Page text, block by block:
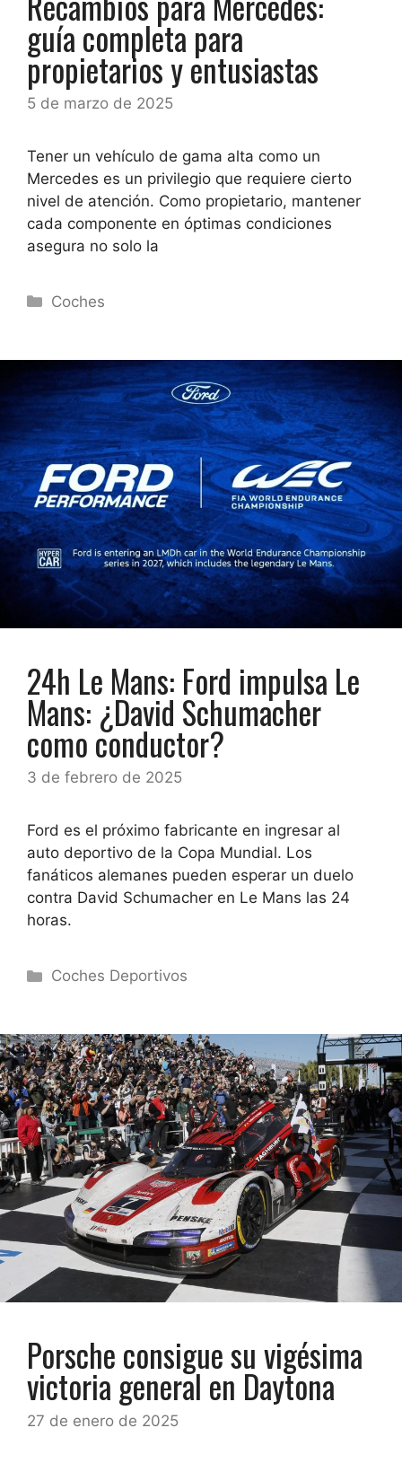
guía completa para
propietarios y entusiastas
5 de marzo de 2025
Tener un vehículo de gama alta como un
Mercedes es un privilegio que requiere cierto
nivel de atención. Como propietario, mantener
cada componente en óptimas condiciones
asegura no solo la
Categorías
Coches
24h Le Mans: Ford impulsa Le
Mans: ¿David Schumacher
como conductor?
3 de febrero de 2025
Ford es el próximo fabricante en ingresar al
auto deportivo de la Copa Mundial. Los
fanáticos alemanes pueden esperar un duelo
contra David Schumacher en Le Mans las 24
horas.
Categorías
Coches Deportivos
Porsche consigue su vigésima
victoria general en Daytona
27 de enero de 2025